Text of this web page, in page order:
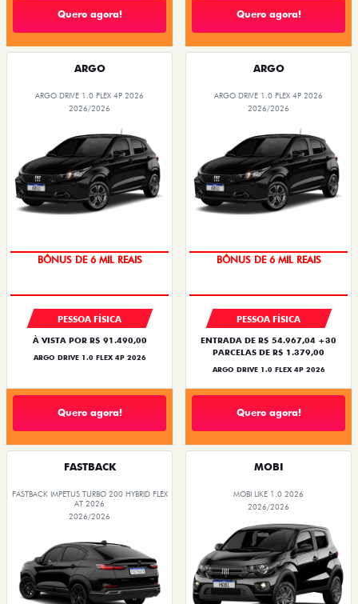
Quero agora! Quero agora!
ARGO
ARGO DRIVE 1.0 FLEX 4P 2026
2026/2026
BÔNUS DE 6 MIL REAIS
PESSOA FÍSICA
À VISTA POR R$ 91.490,00
ARGO DRIVE 1.0 FLEX 4P 2026
Quero agora!
ARGO
ARGO DRIVE 1.0 FLEX 4P 2026
2026/2026
BÔNUS DE 6 MIL REAIS
PESSOA FÍSICA
ENTRADA DE R$ 54.967,04 +30
PARCELAS DE R$ 1.379,00
ARGO DRIVE 1.0 FLEX 4P 2026
Quero agora!
FASTBACK
FASTBACK IMPETUS TURBO 200 HYBRID FLEX
AT 2026
2026/2026
MOBI
MOBI LIKE 1.0 2026
2026/2026